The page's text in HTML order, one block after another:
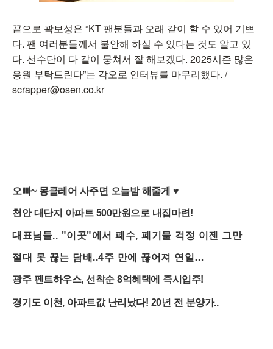
끝으로 곽보성은 “KT 팬분들과 오래 같이 할 수 있어 기쁘
다. 팬 여러분들께서 불안해 하실 수 있다는 것도 알고 있
다. 선수단이 다 같이 뭉쳐서 잘 해보겠다. 2025시즌 많은
응원 부탁드린다”는 각오로 인터뷰를 마무리했다. /
scrapper@osen.co.kr